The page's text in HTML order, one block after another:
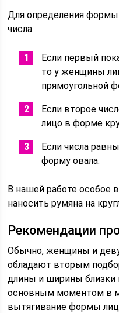
Для определения формы
числа.
Если первый
то у женщины
прямоугольной
Если второе
лицо в форме
Если числа
форму овала.
В нашей работе особое
наносить румяна на
Рекомендации
Обычно, женщины и
обладают вторым
длины и ширины близки
основным моментом в
вытягивание формы